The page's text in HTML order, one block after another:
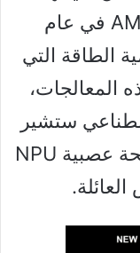
اسم الطراز HX التي قدمتها AMD في عام
الطاقة التي
المعالجات،
ستشير
إلى أنها تحتوي على أفضل شريحة عصبية NPU